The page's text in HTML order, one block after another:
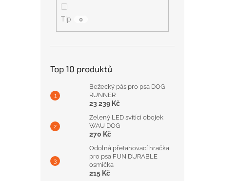
Tip 0
Top 10 produktů
Bežecký pás pro psa DOG
RUNNER
23 239 Kč
Zelený LED svítící obojek
WAU DOG
270 Kč
Odolná přetahovací hračka
pro psa FUN DURABLE
osmička
215 Kč